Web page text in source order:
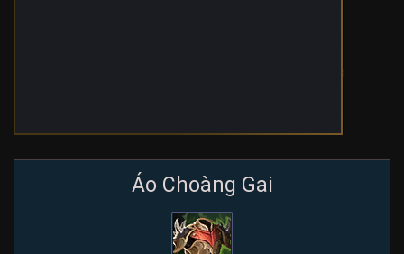
Áo Choàng Gai